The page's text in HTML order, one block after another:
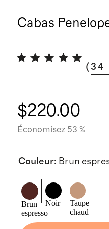
Cabas
(34
$220.00
Économisez 53 %
Couleur: Brun
Brun
espresso
Noir
Taupe
chaud